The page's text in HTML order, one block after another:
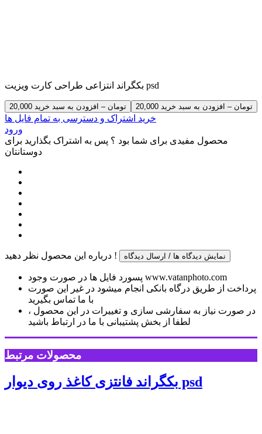
بکگراند انتزاعی طراحی کارت ویزیت psd
20,000 تومان – افزودن به سبد خرید
خرید اشتراک و دسترسی به تمام فایل ها
ورود
محصول مفیدی برای شما بود ؟ پس به اشتراک بگذارید برای
دوستانتان
درباره این محصول نظر دهید ! نمایش دیدگاه ها / ارسال دیدگاه
پسورد فایل ها در صورت وجود www.vatanphoto.com
پرداخت از طریق درگاه بانکی انجام میشود در غیر این صورت
با ما تماس بگیرید
در صورت نیاز به سفارشی سازی و تغییرات در این محصول ،
لطفا از بخش پشتیبانی با ما در ارتباط باشید
محصولات مرتبط
بکگراند فانتزی کاغذ روی دیوار psd